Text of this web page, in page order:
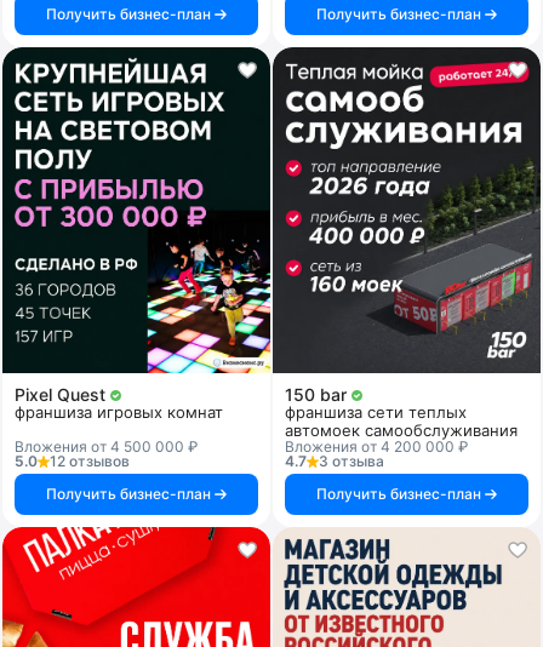
Получить бизнес-план
Получить бизнес-план
Pixel Quest
франшиза игровых комнат
Вложения от 4 500 000 ₽
5.0
12 отзывов
Получить бизнес-план
150 bar
франшиза сети теплых
автомоек самообслуживания
Вложения от 4 200 000 ₽
4.7
3 отзыва
Получить бизнес-план